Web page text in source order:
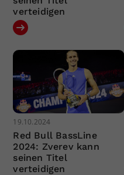
verteidigen
19.10.2024
Red Bull BassLine
2024: Zverev kann
seinen Titel
verteidigen